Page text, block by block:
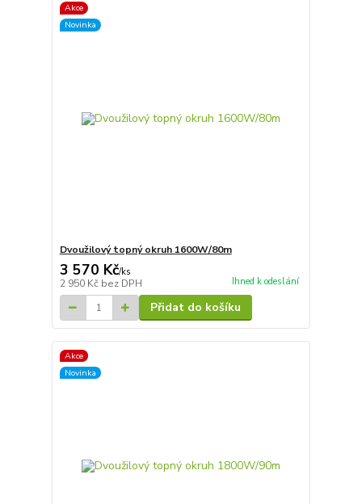
Akce
Novinka
Dvoužilový topný okruh 1600W/80m
3 570 Kč/ks
2 950 Kč bez DPH Ihned k odeslání
Přidat do košíku
Akce
Novinka